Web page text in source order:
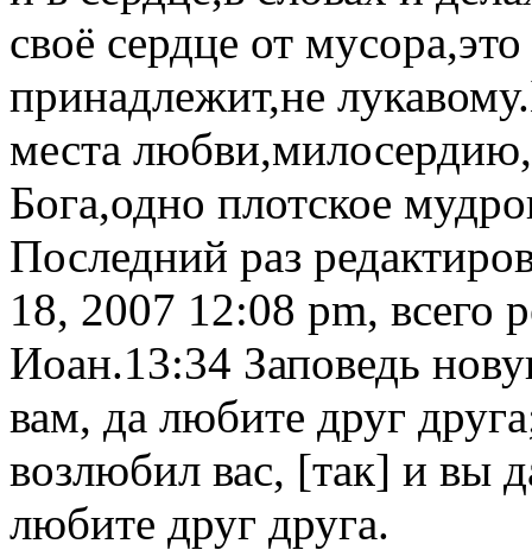
своё сердце от
принадлежит,не
места
Бога,одно плотское
Последний раз
18, 2007 12:08 pm, всего
Иоан.13:34 Заповедь
вам, да любите друг
возлюбил вас, [так] и вы
любите друг друга.